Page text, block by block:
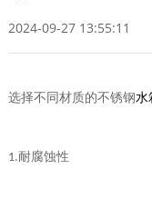
2024-09-27 13:55:11
选择不同材质的不锈钢水
1.耐腐蚀性